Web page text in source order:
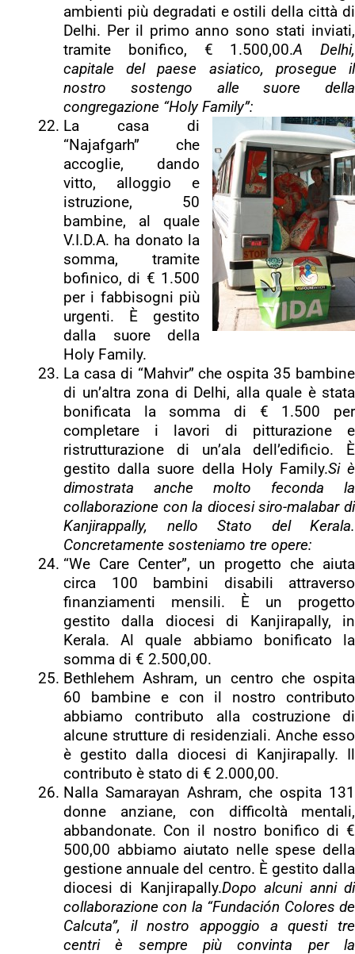
ambienti più degradati e ostili della città di
Delhi. Per il primo anno sono stati inviati,
tramite bonifico, € 1.500,00.A Delhi,
capitale del paese asiatico, prosegue il
nostro sostengo alle suore della
congregazione “Holy Family”:
La casa di
“Najafgarh” che
accoglie, dando
vitto, alloggio e
istruzione, 50
bambine, al quale
V.I.D.A. ha donato la
somma, tramite
bofinico, di € 1.500
per i fabbisogni più
urgenti. È gestito
dalla suore della
Holy Family.
La casa di “Mahvir” che ospita 35 bambine
di un’altra zona di Delhi, alla quale è stata
bonificata la somma di € 1.500 per
completare i lavori di pitturazione e
ristrutturazione di un’ala dell’edificio. È
gestito dalla suore della Holy Family.Si è
dimostrata anche molto feconda la
collaborazione con la diocesi siro-malabar di
Kanjirappally, nello Stato del Kerala.
Concretamente sosteniamo tre opere:
“We Care Center”, un progetto che aiuta
circa 100 bambini disabili attraverso
finanziamenti mensili. È un progetto
gestito dalla diocesi di Kanjirapally, in
Kerala. Al quale abbiamo bonificato la
somma di € 2.500,00.
Bethlehem Ashram, un centro che ospita
60 bambine e con il nostro contributo
abbiamo contributo alla costruzione di
alcune strutture di residenziali. Anche esso
è gestito dalla diocesi di Kanjirapally. Il
contributo è stato di € 2.000,00.
Nalla Samarayan Ashram, che ospita 131
donne anziane, con difficoltà mentali,
abbandonate. Con il nostro bonifico di €
500,00 abbiamo aiutato nelle spese della
gestione annuale del centro. È gestito dalla
diocesi di Kanjirapally.Dopo alcuni anni di
collaborazione con la “Fundación Colores de
Calcuta”, il nostro appoggio a questi tre
centri è sempre più convinta per la